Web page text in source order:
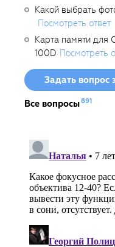
Какой выбрать
Посмотреть ответ
Карта памяти для
100D Посмотреть
Задать вопрос
Все вопросы891